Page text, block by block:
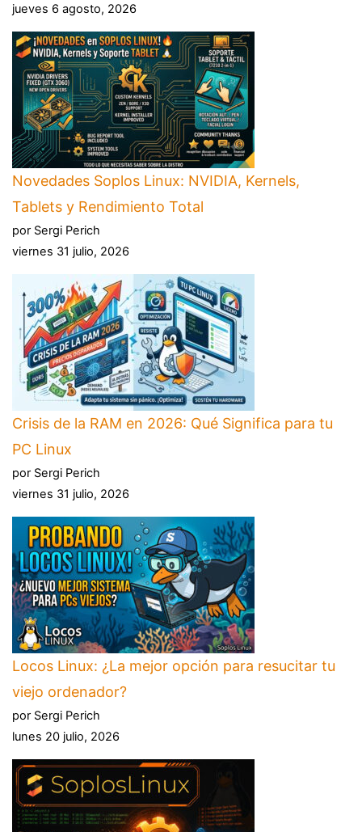
jueves 6 agosto, 2026
Novedades Soplos Linux: NVIDIA, Kernels,
Tablets y Rendimiento Total
por Sergi Perich
viernes 31 julio, 2026
Crisis de la RAM en 2026: Qué Significa para tu
PC Linux
por Sergi Perich
viernes 31 julio, 2026
Locos Linux: ¿La mejor opción para resucitar tu
viejo ordenador?
por Sergi Perich
lunes 20 julio, 2026